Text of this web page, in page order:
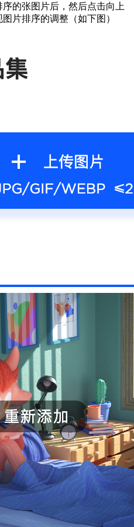
的张图片后，然后点击向上
片排序的调整（如下图）